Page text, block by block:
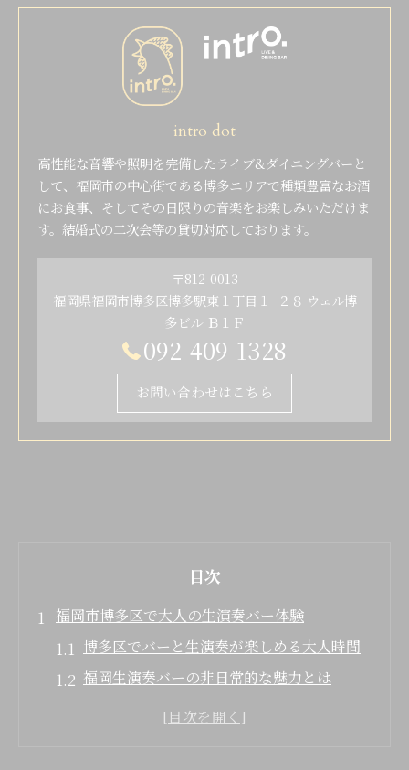
intro dot
高性能な音響や照明を完備したライブ&ダイニングバーと
して、福岡市の中心街である博多エリアで種類豊富なお酒
にお食事、そしてその日限りの音楽をお楽しみいただけま
す。結婚式の二次会等の貸切対応しております。
〒812-0013
福岡県福岡市博多区博多駅東１丁目１−２８ ウェル博
多ビル Ｂ１Ｆ
092-409-1328
お問い合わせはこちら
目次
福岡市博多区で大人の生演奏バー体験
博多区でバーと生演奏が楽しめる大人時間
福岡生演奏バーの非日常的な魅力とは
中洲周辺でバー選びに迷わないコツ